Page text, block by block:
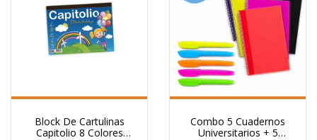
Block De Cartulinas
Capitolio 8 Colores
Combo 5 Cuadernos
Universitarios + 5